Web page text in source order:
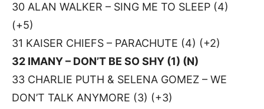
30 ALAN WALKER – SING ME TO SLEEP (4)
(+5)
31 KAISER CHIEFS – PARACHUTE (4) (+2)
32 IMANY – DON’T BE SO SHY (1) (N)
33 CHARLIE PUTH & SELENA GOMEZ – WE
DON’T TALK ANYMORE (3) (+3)